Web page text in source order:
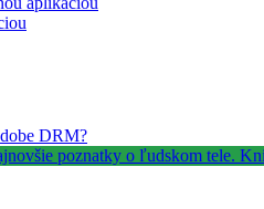
DRM?